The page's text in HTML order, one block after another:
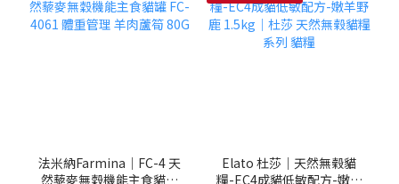
法米納Farmina｜FC-4 天
然藜麥無穀機能主食貓罐
Elato 杜莎｜天然無榖貓
糧-EC4成貓低敏配方-嫩羊